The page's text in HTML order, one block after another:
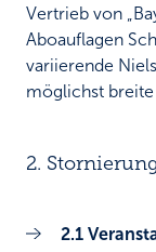
Vertrieb von
Aboauflagen
variierende
möglichst
2.
2.1